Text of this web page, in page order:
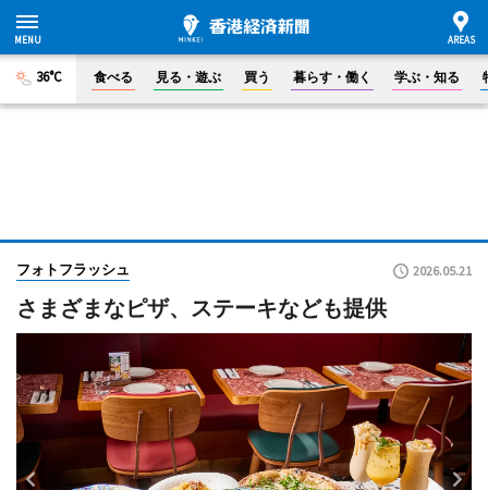
36°C 食べる 見る・遊ぶ 買う 暮らす・働く 学ぶ・知る
フォトフラッシュ 2026.05.21
さまざまなピザ、ステーキなども提供